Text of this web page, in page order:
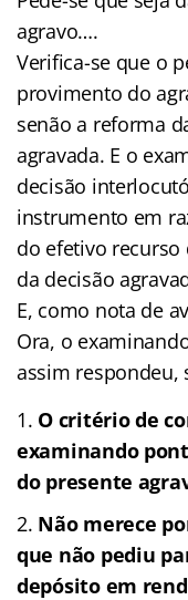
agravo….
Verifica-se que o
provimento do
senão a reforma
agravada. E o
decisão
instrumento em
do efetivo recurso
da decisão
E, como nota de
Ora, o
assim respondeu,
O critério de
examinando
do presente
Não merece
que não pediu
depósito em